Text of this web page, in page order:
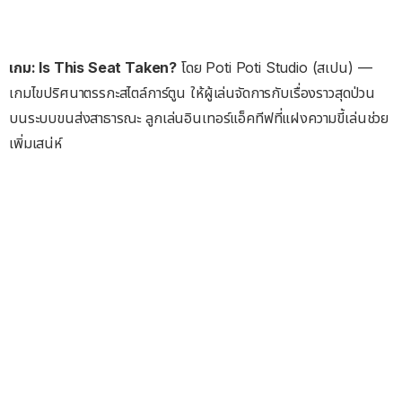
เกม: Is This Seat Taken? โดย Poti Poti Studio (สเปน) —
เกมไขปริศนาตรรกะสไตล์การ์ตูน ให้ผู้เล่นจัดการกับเรื่องราวสุดป่วน
บนระบบขนส่งสาธารณะ ลูกเล่นอินเทอร์แอ็คทีฟที่แฝงความขี้เล่นช่วย
เพิ่มเสน่ห์